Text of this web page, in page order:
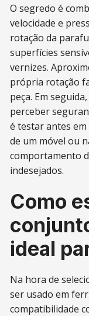
O segredo é
velocidade e
rotação da
superfícies
vernizes.
própria rotação
peça. Em
perceber
é testar antes
de um móvel ou
comportamento
indesejados.
Como
ideal
Na hora de
ser usado em
compatibilidade